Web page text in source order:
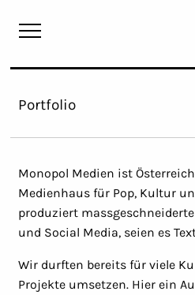
Portfolio
Monopol Medien ist
Medienhaus für Pop, Kultur
produziert
und Social Media, seien es
Wir durften bereits für viele
Projekte umsetzen. Hier ein